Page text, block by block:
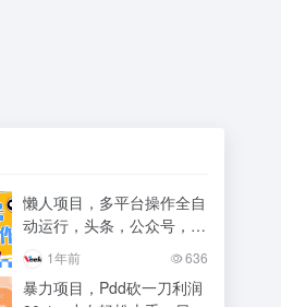
懒人项目，多平台操作全自
动运行，头条，公众号，下
班实操5分钟日入500+
1年前 636
暴力项目，Pdd砍一刀利润